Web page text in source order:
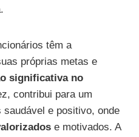
têm a
próprias metas e
significativa no
contribui para um
e positivo, onde
e motivados. A